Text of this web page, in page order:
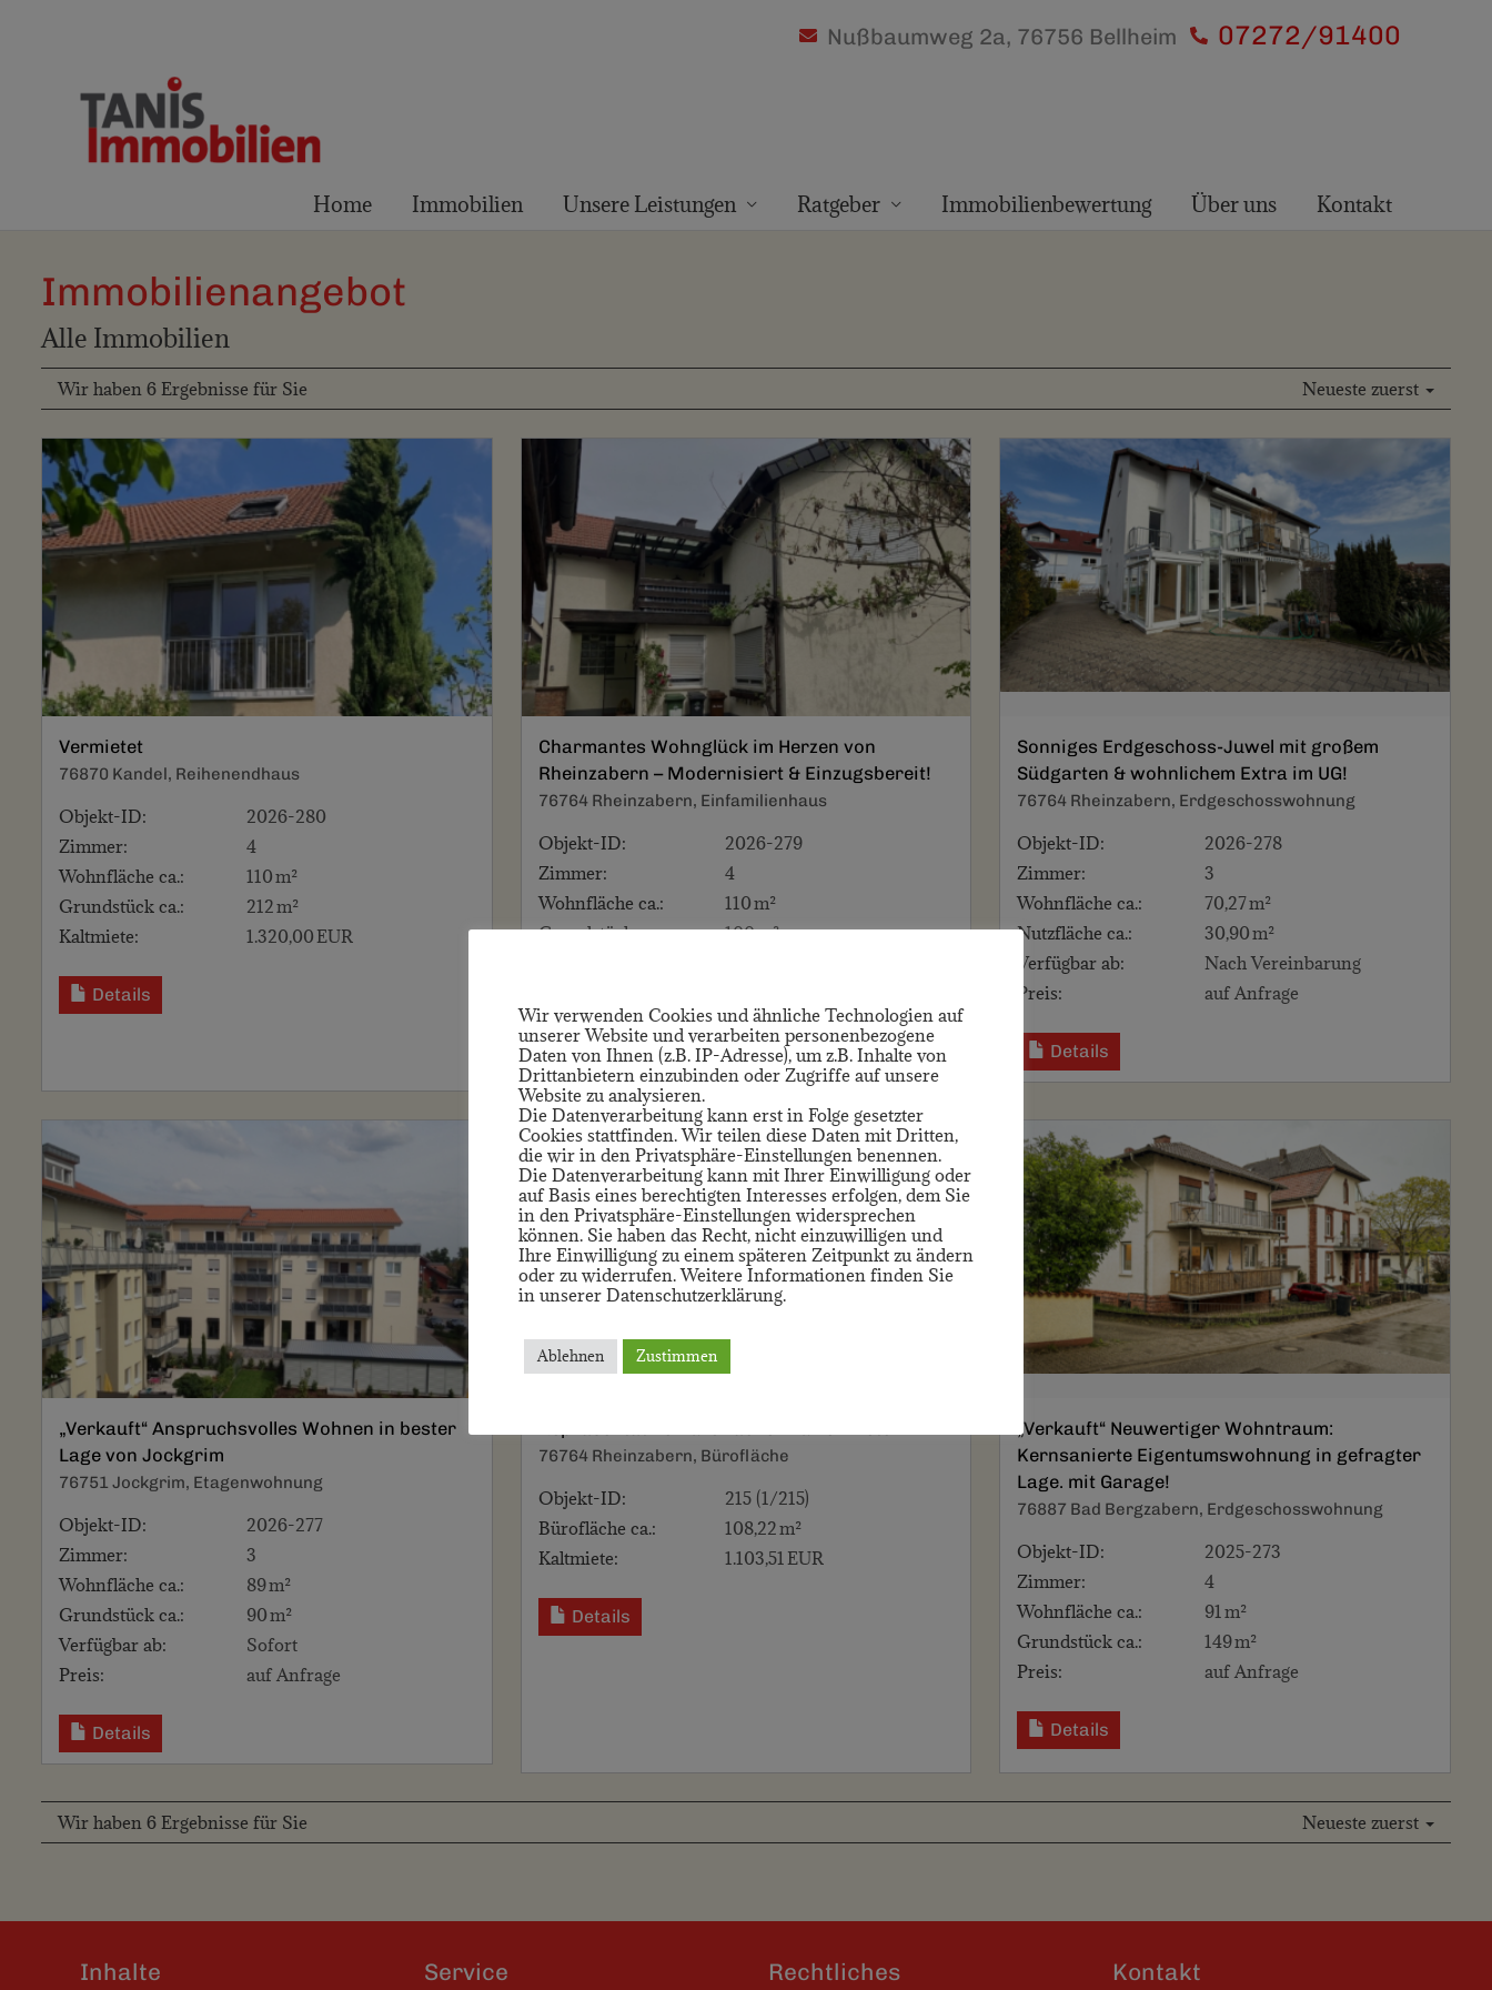
Nußbaumweg 2a, 76756 Bellheim 07272/91400
Home Immobilien Unsere Leistungen Ratgeber Immobilienbewertung Über uns Kontakt
Immobilien­angebot
Alle Immobilien
Wir haben 6 Ergebnisse für Sie Neueste zuerst
Vermietet
76870 Kandel, Reihenendhaus
Objekt-ID:
2026-280
Zimmer:
4
Wohnfläche ca.:
110 m²
Grund­stück ca.:
212 m²
Kaltmiete:
1.320,00 EUR
Details
Charmantes Wohnglück im Herzen von
Rheinzabern – Modernisiert & Einzugsbereit!
76764 Rheinzabern, Einfamilienhaus
Objekt-ID:
2026-279
Zimmer:
4
Wohnfläche ca.:
110 m²
Grund­stück ca.:
100 m²
Details
Sonniges Erdgeschoss-Juwel mit großem
Südgarten & wohnlichem Extra im UG!
76764 Rheinzabern, Erdgeschosswohnung
Objekt-ID:
2026-278
Zimmer:
3
Wohnfläche ca.:
70,27 m²
Nutzfläche ca.:
30,90 m²
Verfügbar ab:
Nach Vereinbarung
Preis:
auf Anfrage
Details
„Verkauft“ Anspruchsvolles Wohnen in bester
Lage von Jockgrim
76751 Jockgrim, Etagenwohnung
Objekt-ID:
2026-277
Zimmer:
3
Wohnfläche ca.:
89 m²
Grund­stück ca.:
90 m²
Verfügbar ab:
Sofort
Preis:
auf Anfrage
Details
76764 Rheinzabern, Bürofläche
Objekt-ID:
215 (1/215)
Bürofläche ca.:
108,22 m²
Kaltmiete:
1.103,51 EUR
Details
„Verkauft“ Neuwertiger Wohntraum:
Kernsanierte Eigentumswohnung in gefragter
Lage. mit Garage!
76887 Bad Bergzabern, Erdgeschosswohnung
Objekt-ID:
2025-273
Zimmer:
4
Wohnfläche ca.:
91 m²
Grund­stück ca.:
149 m²
Preis:
auf Anfrage
Details
Wir haben 6 Ergebnisse für Sie Neueste zuerst
Inhalte Service Rechtliches Kontakt
Wir verwenden Cookies und ähnliche Technologien auf
unserer Website und verarbeiten personenbezogene
Daten von Ihnen (z.B. IP-Adresse), um z.B. Inhalte von
Drittanbietern einzubinden oder Zugriffe auf unsere
Website zu analysieren.
Die Datenverarbeitung kann erst in Folge gesetzter
Cookies stattfinden. Wir teilen diese Daten mit Dritten,
die wir in den Privatsphäre-Einstellungen benennen.
Die Datenverarbeitung kann mit Ihrer Einwilligung oder
auf Basis eines berechtigten Interesses erfolgen, dem Sie
in den Privatsphäre-Einstellungen widersprechen
können. Sie haben das Recht, nicht einzuwilligen und
Ihre Einwilligung zu einem späteren Zeitpunkt zu ändern
oder zu widerrufen. Weitere Informationen finden Sie
in unserer Datenschutzerklärung.
Ablehnen Zustimmen